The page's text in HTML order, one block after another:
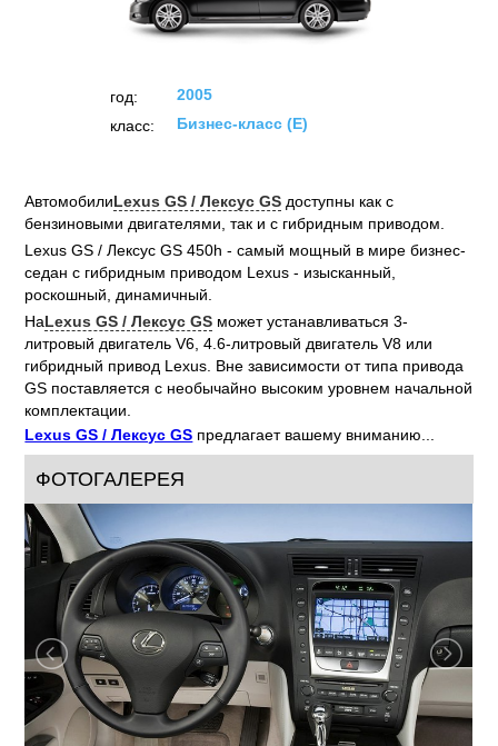
год:
класс:
Бизнес-класс (E)
Автомобили Lexus GS / Лексус GS
бензиновыми двигателями, так и с гибридным приводом.
Lexus GS / Лексус GS 450h - самый мощный в мире бизнес-
седан с гибридным приводом Lexus - изысканный,
роскошный, динамичный.
НаLexus GS / Лексус GS
литровый двигатель V6, 4.6-литровый двигатель V8 или
GS поставляется с необычайно высоким уровнем начальной
комплектации.
Lexus GS / Лексус GS
ФОТОГАЛЕРЕЯ